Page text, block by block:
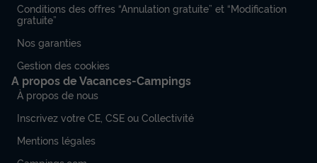
Conditions des offres “Annulation gratuite” et “Modification
gratuite”
Nos garanties
Gestion des cookies
A propos de Vacances-Campings
À propos de nous
Inscrivez votre CE, CSE ou Collectivité
Mentions légales